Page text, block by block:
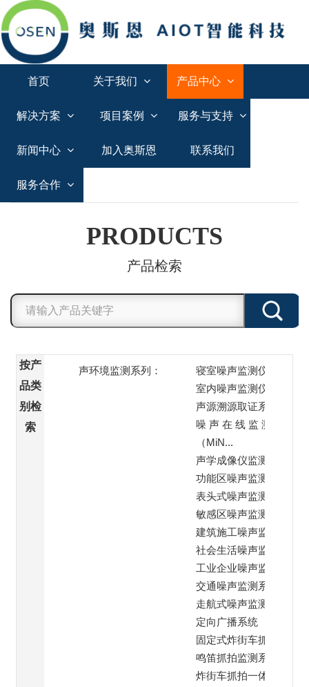
首页 关于我们 产品中心
解决方案 项目案例 服务与支持
新闻中心 加入奥斯恩 联系我们
服务合作
PRODUCTS
产品检索
按产
品类
别检
索
声环境监测系列：
寝室噪声监测仪
室内噪声监测仪
声源溯源取证系统
噪 声 在 线 监 测 站
（MiN...
声学成像仪监测
功能区噪声监测子站
表头式噪声监测仪
敏感区噪声监测系统
建筑施工噪声监测系统
社会生活噪声监测系统
工业企业噪声监测系统
交通噪声监测系统
走航式噪声监测系统
定向广播系统
固定式炸街车抓拍系统
鸣笛抓拍监测系统
炸街车抓拍一体机